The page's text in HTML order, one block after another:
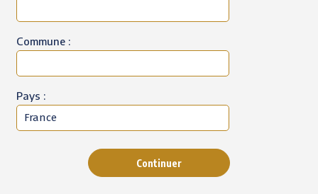
Commune :
Pays :
Continuer